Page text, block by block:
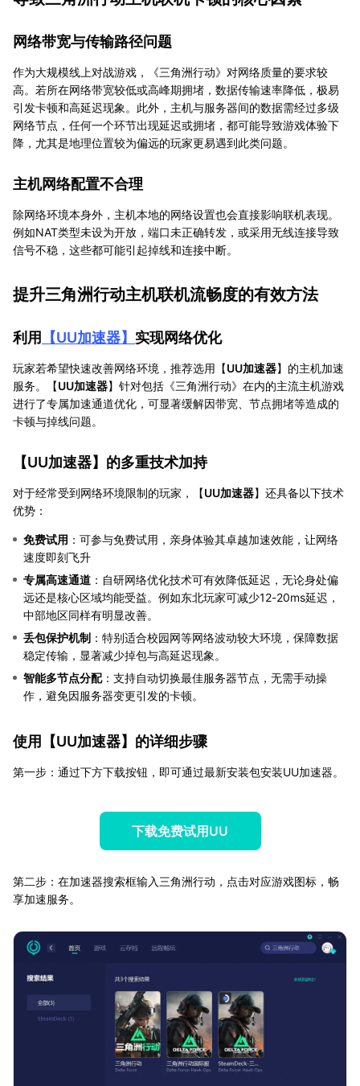
网络带宽与传输路径问题
作为大规模线上对战游戏，《三角洲行动》对网络质量的要求较
高。若所在网络带宽较低或高峰期拥堵，数据传输速率降低，极易
引发卡顿和高延迟现象。此外，主机与服务器间的数据需经过多级
网络节点，任何一个环节出现延迟或拥堵，都可能导致游戏体验下
降，尤其是地理位置较为偏远的玩家更易遇到此类问题。
主机网络配置不合理
除网络环境本身外，主机本地的网络设置也会直接影响联机表现。
例如NAT类型未设为开放，端口未正确转发，或采用无线连接导致
信号不稳，这些都可能引起掉线和连接中断。
提升三角洲行动主机联机流畅度的有效方法
利用 【UU加速器】 实现网络优化
玩家若希望快速改善网络环境，推荐选用【UU加速器】的主机加速
服务。【UU加速器】针对包括《三角洲行动》在内的主流主机游戏
进行了专属加速通道优化，可显著缓解因带宽、节点拥堵等造成的
卡顿与掉线问题。
【UU加速器】的多重技术加持
对于经常受到网络环境限制的玩家，【UU加速器】还具备以下技术
优势：
免费试用 ：可参与免费试用，亲身体验其卓越加速效能，让网络
速度即刻飞升
专属高速通道 ：自研网络优化技术可有效降低延迟，无论身处偏
远还是核心区域均能受益。例如东北玩家可减少12-20ms延迟，
中部地区同样有明显改善。
丢包保护机制 ：特别适合校园网等网络波动较大环境，保障数据
稳定传输，显著减少掉包与高延迟现象。
智能多节点分配：支持自动切换最佳服务器节点，无需手动操
作，避免因服务器变更引发的卡顿。
使用【UU加速器】的详细步骤
第一步：通过下方下载按钮，即可通过最新安装包安装UU加速器。
下载免费试用UU
第二步：在加速器搜索框输入三角洲行动，点击对应游戏图标，畅
享加速服务。